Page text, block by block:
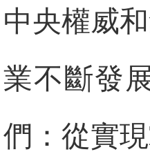
中央權威
業不斷發
們：從實